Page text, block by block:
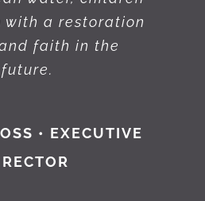
with a restoration
faith in the
future.
• EXECUTIVE